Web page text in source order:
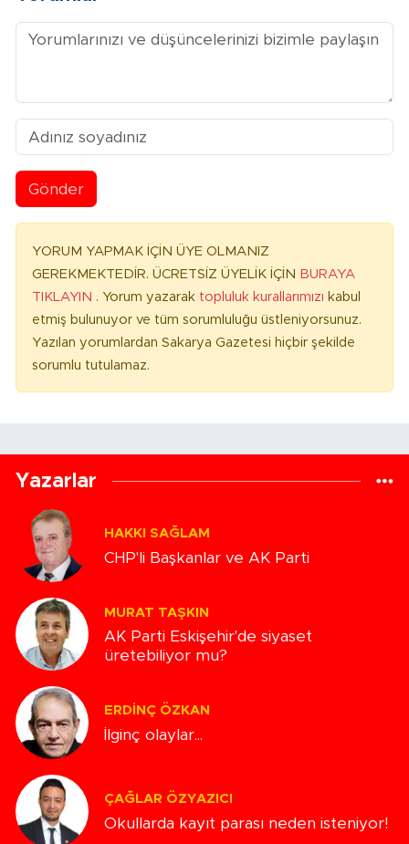
Gönder
YORUM YAPMAK İÇİN ÜYE OLMANIZ
GEREKMEKTEDİR. ÜCRETSİZ ÜYELİK İÇİN BURAYA
TIKLAYIN . Yorum yazarak topluluk kurallarımızı kabul
etmiş bulunuyor ve tüm sorumluluğu üstleniyorsunuz.
Yazılan yorumlardan Sakarya Gazetesi hiçbir şekilde
sorumlu tutulamaz.
Yazarlar
HAKKI SAĞLAM
CHP'li Başkanlar ve AK Parti
MURAT TAŞKIN
AK Parti Eskişehir'de siyaset
üretebiliyor mu?
ERDINÇ ÖZKAN
İlginç olaylar...
ÇAĞLAR ÖZYAZICI
Okullarda kayıt parası neden isteniyor!